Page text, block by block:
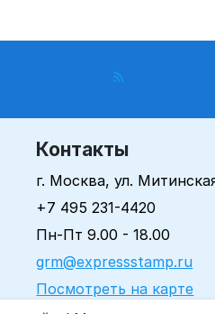
Контакты
г. Москва, ул.
+7 495 231-4420
Пн-Пт 9.00 - 18.00
grm@expressstamp.ru
Посмотреть на карте